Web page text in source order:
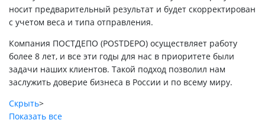
носит предварительный результат и будет скорректирован
с учетом веса и типа отправления.
Компания ПОСТДЕПО (POSTDEPO) осуществляет работу
более 8 лет, и все эти годы для нас в приоритете были
задачи наших клиентов. Такой подход позволил нам
заслужить доверие бизнеса в России и по всему миру.
Скрыть>
Показать все